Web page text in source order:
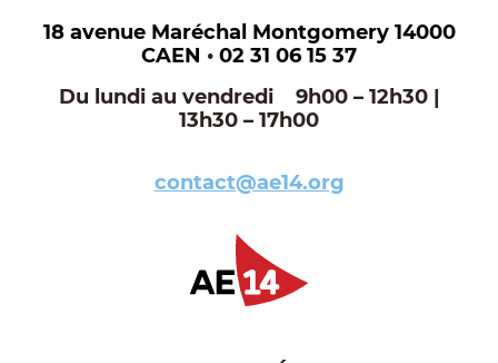
18 avenue Maréchal Montgomery 14000
CAEN • 02 31 06 15 37
Du lundi au vendredi 9h00 – 12h30 |
13h30 – 17h00
contact@ae14.org